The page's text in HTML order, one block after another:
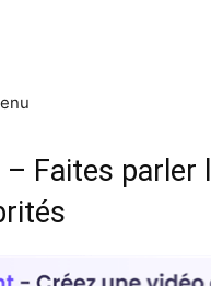
Faites parler